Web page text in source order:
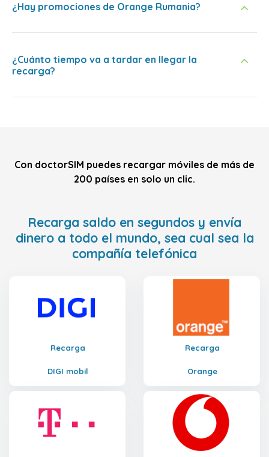
¿Hay promociones de Orange Rumania?
¿Cuánto tiempo va a tardar en llegar la
recarga?
Con doctorSIM puedes recargar móviles de más de
200 países en solo un clic.
Recarga saldo en segundos y envía
dinero a todo el mundo, sea cual sea la
compañía telefónica
Recarga
DIGI mobil
Recarga
Orange